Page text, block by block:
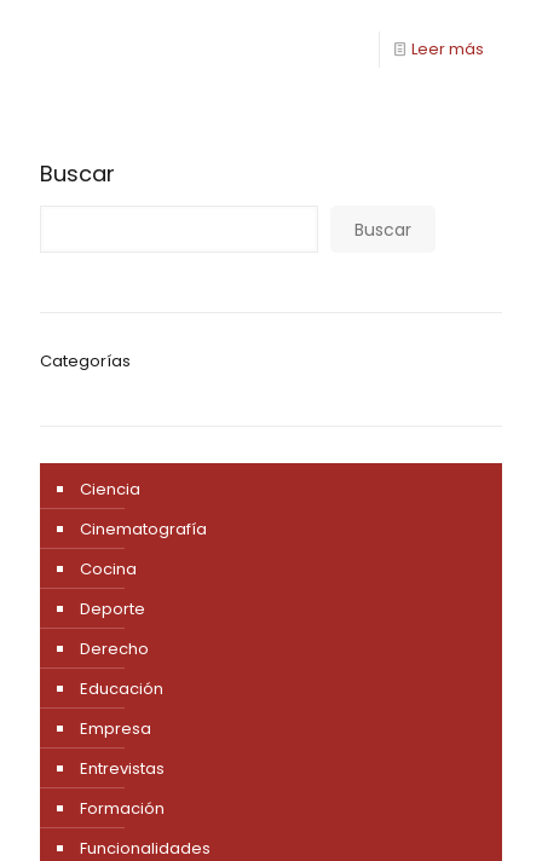
Leer más
Buscar
Buscar
Categorías
Ciencia
Cinematografía
Cocina
Deporte
Derecho
Educación
Empresa
Entrevistas
Formación
Funcionalidades